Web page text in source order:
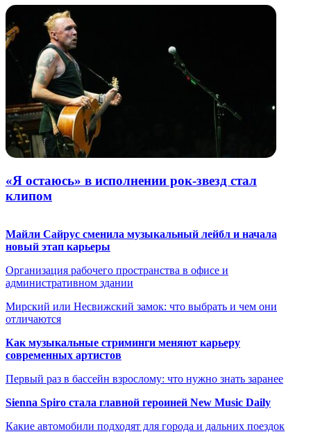
«Я остаюсь» в исполнении рок-звезд стал
клипом
Майли Сайрус сменила музыкальный лейбл и начала
новый этап карьеры
Организация рабочего пространства в офисе и
административном здании
Мирский или Несвижский замок: что выбрать и чем они
отличаются
Как музыкальные стриминги меняют карьеру
современных артистов
Первый раз в бассейн взрослому: что нужно знать заранее
Sienna Spiro стала главной героиней New Music Daily
Какие автомобили подходят для города и дальних поездок